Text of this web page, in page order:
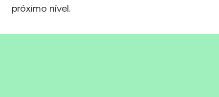
próximo nível.